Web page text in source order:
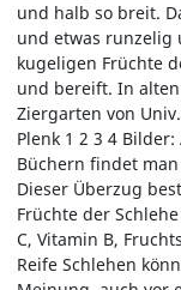
und halb so breit.
und etwas runzelig
kugeligen Früchte
und bereift. In
Ziergarten von
Plenk 1 2 3 4
Büchern findet
Dieser Überzug
Früchte der
C, Vitamin B,
Reife Schlehen